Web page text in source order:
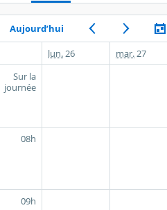
Aujourd’hui
lun. 26 mar. 27
Sur la
journée
08h
09h